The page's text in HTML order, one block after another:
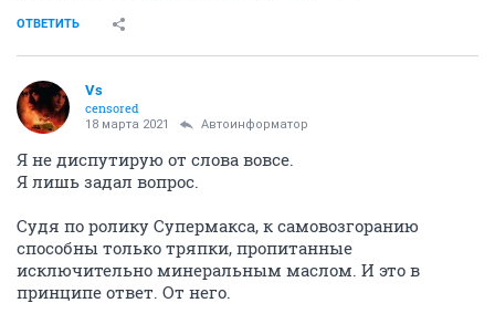
ОТВЕТИТЬ
Vs
censored
18 марта 2021 Автоинформатор
Я не диспутирую от слова вовсе.
Я лишь задал вопрос.
Судя по ролику Супермакса, к самовозгоранию
способны только тряпки, пропитанные
исключительно минеральным маслом. И это в
принципе ответ. От него.